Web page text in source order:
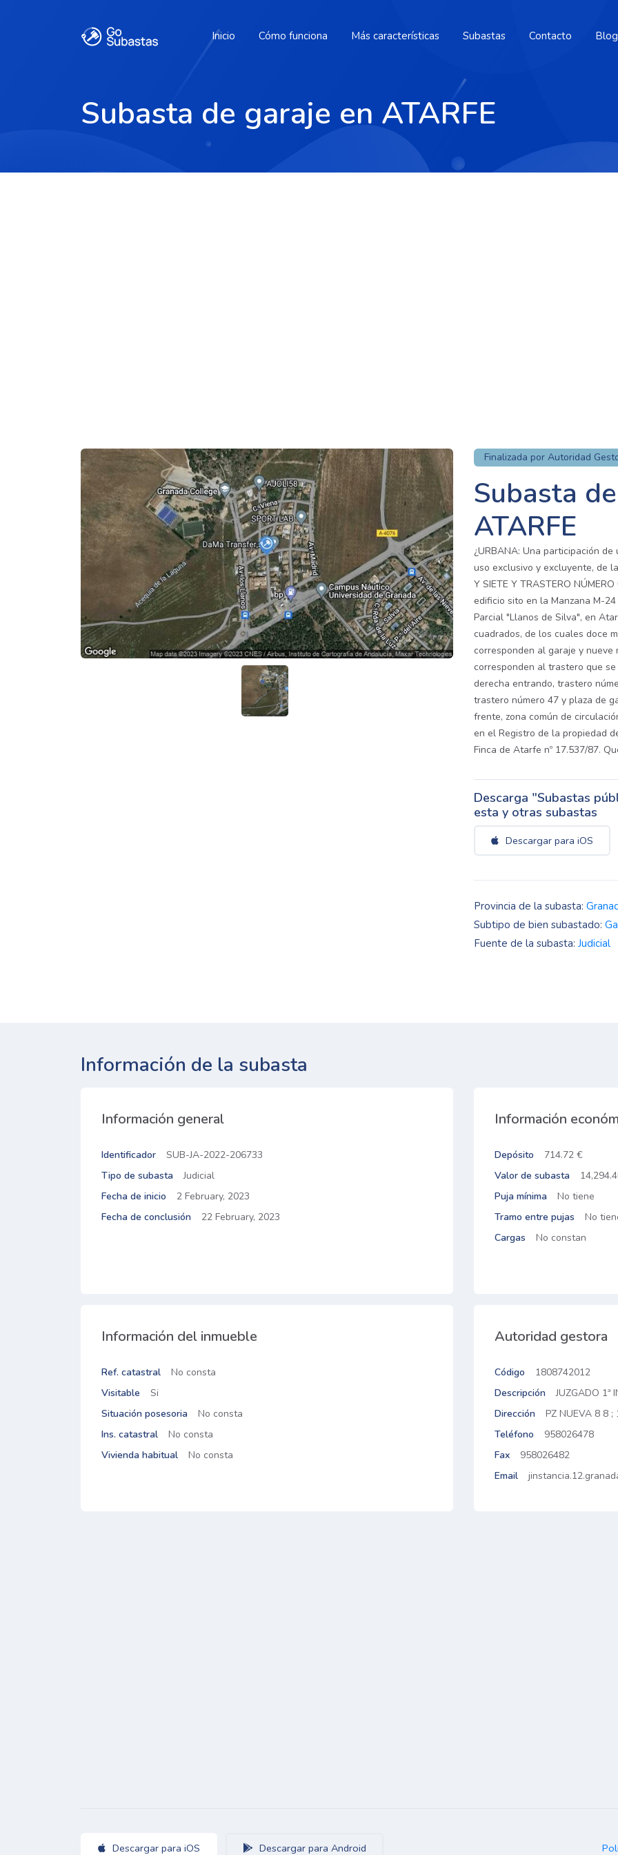
Inicio Cómo funciona Más características Subastas Contacto Blog
Subasta de garaje en ATARFE
Finalizada por Autoridad
Subasta
ATARFE
¿URBANA: Una participación
uso exclusivo y excluyente, de
Y SIETE Y TRASTERO
edificio sito en la Manzana M-
Parcial "Llanos de Silva", en
cuadrados, de los cuales doce
corresponden al garaje y
corresponden al trastero que
derecha entrando, trastero
trastero número 47 y plaza de
frente, zona común de
en el Registro de la propiedad
Finca de Atarfe nº 17.537/87.
Descarga "Subastas
esta y otras subastas
Descargar para iOS
Provincia de la subasta:
Subtipo de bien subastado:
Fuente de la subasta: Judicial
Información de la subasta
Información general
Identificador
SUB-JA-2022-206733
Tipo de subasta
Judicial
Fecha de inicio
2 February, 2023
Fecha de conclusión
22 February, 2023
Información
Depósito
714.72 €
Valor de subasta
Puja mínima
No tiene
Tramo entre pujas
No
Cargas
No constan
Información del inmueble
Ref. catastral
No consta
Visitable
Si
Situación posesoria
No consta
Ins. catastral
No consta
Vivienda habitual
No consta
Autoridad gestora
Código
1808742012
Descripción
JUZGADO 1ª
Dirección
PZ NUEVA 8 8
Teléfono
958026478
Fax
958026482
Email
Descargar para iOS Descargar para Android